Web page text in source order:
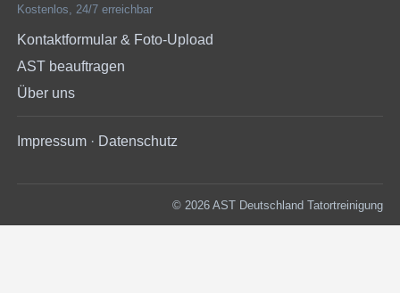
Kostenlos, 24/7 erreichbar
Kontaktformular & Foto-Upload
AST beauftragen
Über uns
Impressum · Datenschutz
© 2026 AST Deutschland Tatortreinigung